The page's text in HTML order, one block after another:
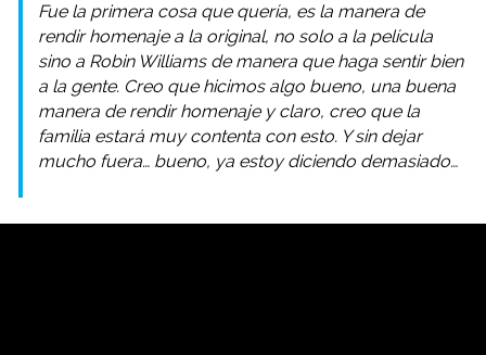
Fue la primera cosa que quería, es la manera de
rendir homenaje a la original, no solo a la película
sino a Robin Williams de manera que haga sentir bien
a la gente. Creo que hicimos algo bueno, una buena
manera de rendir homenaje y claro, creo que la
familia estará muy contenta con esto. Y sin dejar
mucho fuera… bueno, ya estoy diciendo demasiado…